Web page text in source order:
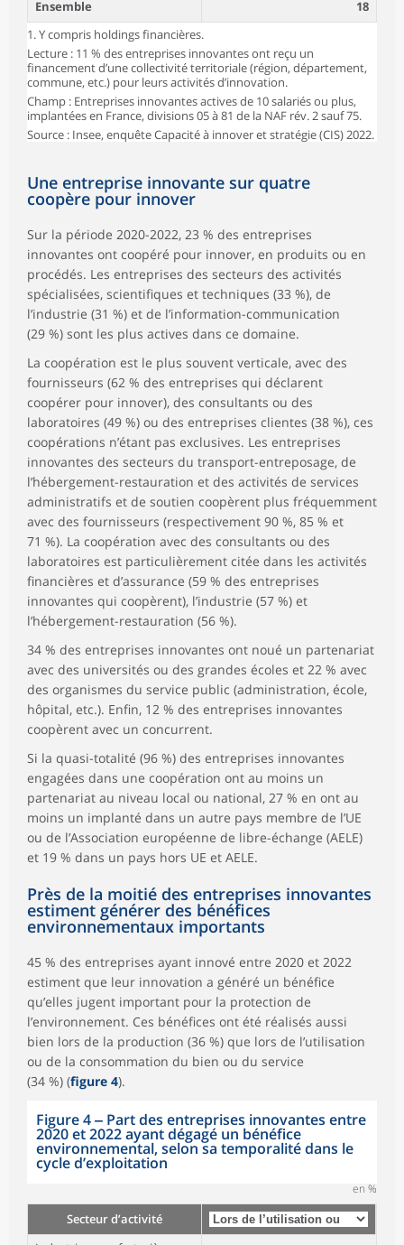
Ensemble
18
1. Y compris holdings financières.
Lecture : 11 % des entreprises innovantes ont reçu un
financement d’une collectivité territoriale (région, département,
commune, etc.) pour leurs activités d’innovation.
Champ : Entreprises innovantes actives de 10 salariés ou plus,
implantées en France, divisions 05 à 81 de la NAF rév. 2 sauf 75.
Source : Insee, enquête Capacité à innover et stratégie (CIS) 2022.
Une entreprise innovante sur quatre
coopère pour innover
Sur la période 2020-2022, 23 % des entreprises
innovantes ont coopéré pour innover, en produits ou en
procédés. Les entreprises des secteurs des activités
spécialisées, scientifiques et techniques (33 %), de
l’industrie (31 %) et de l’information-communication
(29 %) sont les plus actives dans ce domaine.
La coopération est le plus souvent verticale, avec des
fournisseurs (62 % des entreprises qui déclarent
coopérer pour innover), des consultants ou des
laboratoires (49 %) ou des entreprises clientes (38 %), ces
coopérations n’étant pas exclusives. Les entreprises
innovantes des secteurs du transport-entreposage, de
l’hébergement-restauration et des activités de services
administratifs et de soutien coopèrent plus fréquemment
avec des fournisseurs (respectivement 90 %, 85 % et
71 %). La coopération avec des consultants ou des
laboratoires est particulièrement citée dans les activités
financières et d’assurance (59 % des entreprises
innovantes qui coopèrent), l’industrie (57 %) et
l’hébergement-restauration (56 %).
34 % des entreprises innovantes ont noué un partenariat
avec des universités ou des grandes écoles et 22 % avec
des organismes du service public (administration, école,
hôpital, etc.). Enfin, 12 % des entreprises innovantes
coopèrent avec un concurrent.
Si la quasi-totalité (96 %) des entreprises innovantes
engagées dans une coopération ont au moins un
partenariat au niveau local ou national, 27 % en ont au
moins un implanté dans un autre pays membre de l’UE
ou de l’Association européenne de libre-échange (AELE)
et 19 % dans un pays hors UE et AELE.
Près de la moitié des entreprises innovantes
estiment générer des bénéfices
environnementaux importants
45 % des entreprises ayant innové entre 2020 et 2022
estiment que leur innovation a généré un bénéfice
qu’elles jugent important pour la protection de
l’environnement. Ces bénéfices ont été réalisés aussi
bien lors de la production (36 %) que lors de l’utilisation
ou de la consommation du bien ou du service
(34 %) (figure 4).
Figure 4 ‒ Part des entreprises innovantes entre
2020 et 2022 ayant dégagé un bénéfice
environnemental, selon sa temporalité dans le
cycle d’exploitation
en %
Secteur d’activité